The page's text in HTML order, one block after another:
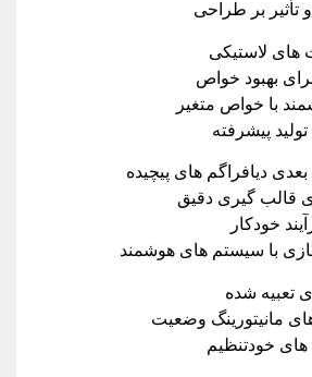
های لاستیکی
برای بهبود خواص
با خواص متغیر
دیافراگم های پیچیده
قالب گیری دقیق
خودکار
تعبیه شده
مانیتورینگ وضعیت
های خودتنظیم